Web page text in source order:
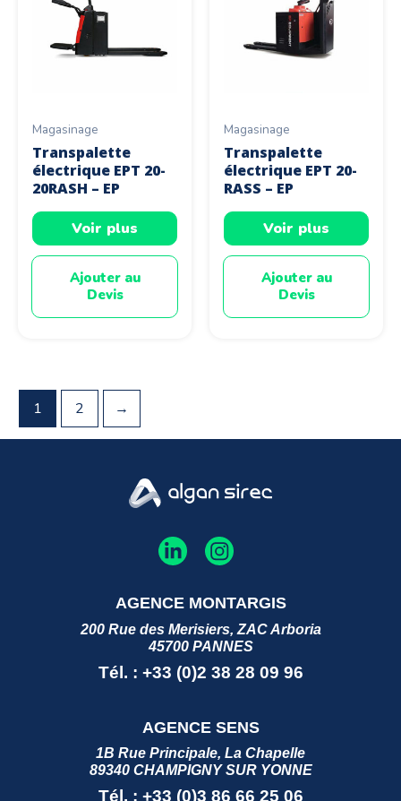
Magasinage
Transpalette
électrique EPT 20-
20RASH – EP
Voir plus
Ajouter au
Devis
Magasinage
Transpalette
électrique EPT 20-
RASS – EP
Voir plus
Ajouter au
Devis
1 2 →
AGENCE MONTARGIS
200 Rue des Merisiers, ZAC Arboria
45700 PANNES
Tél. : +33 (0)2 38 28 09 96
AGENCE SENS
1B Rue Principale, La Chapelle
89340 CHAMPIGNY SUR YONNE
Tél. : +33 (0)3 86 66 25 06